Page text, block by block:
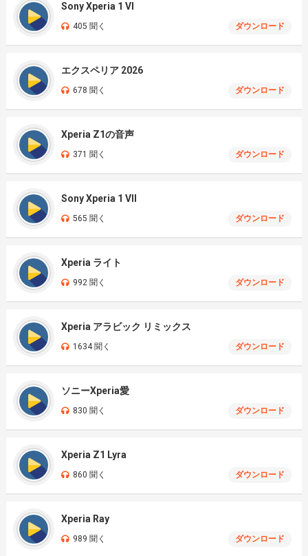
Sony Xperia 1 VI
405 聞く ダウンロード
エクスペリア 2026
678 聞く ダウンロード
Xperia Z1の音声
371 聞く ダウンロード
Sony Xperia 1 VII
565 聞く ダウンロード
Xperia ライト
992 聞く ダウンロード
Xperia アラビック リミックス
1634 聞く ダウンロード
ソニーXperia愛
830 聞く ダウンロード
Xperia Z1 Lyra
860 聞く ダウンロード
Xperia Ray
989 聞く ダウンロード